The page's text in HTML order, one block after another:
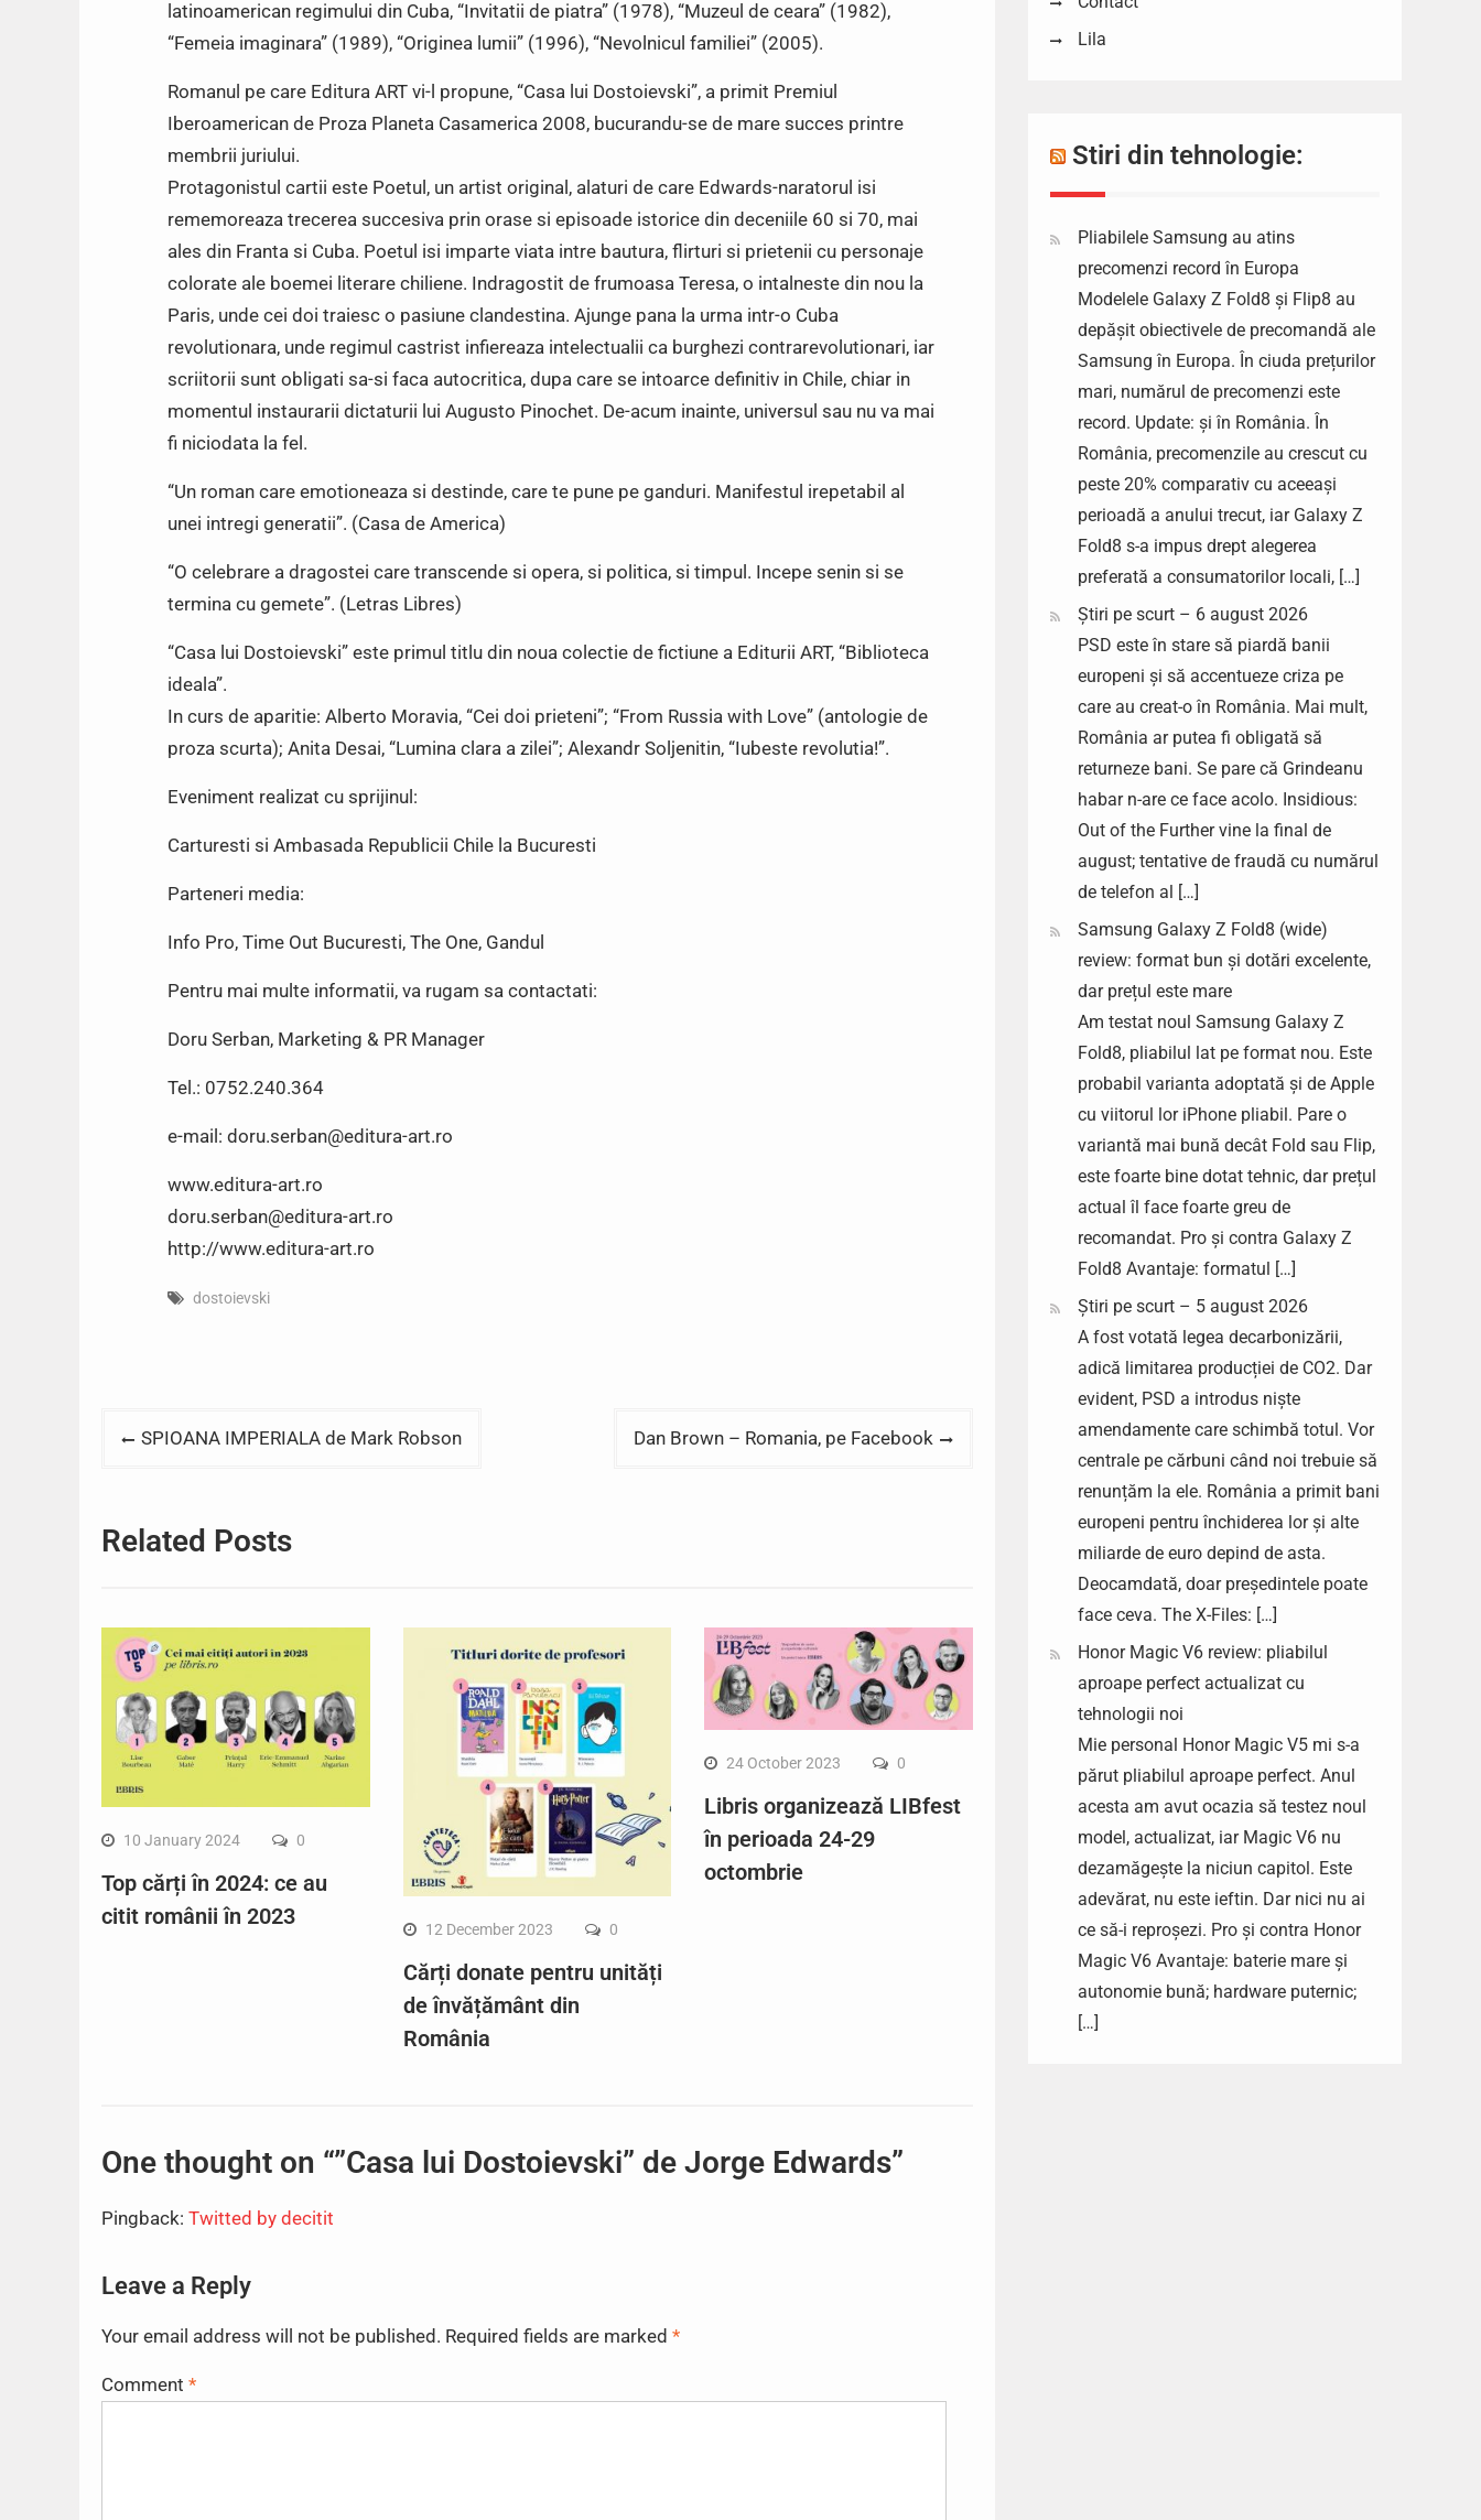
latinoamerican regimului din Cuba, “Invitatii de piatra” (1978), “Muzeul de ceara” (1982),
“Femeia imaginara” (1989), “Originea lumii” (1996), “Nevolnicul familiei” (2005).
Romanul pe care Editura ART vi-l propune, “Casa lui Dostoievski”, a primit Premiul
Iberoamerican de Proza Planeta Casamerica 2008, bucurandu-se de mare succes printre
membrii juriului.
Protagonistul cartii este Poetul, un artist original, alaturi de care Edwards-naratorul isi
rememoreaza trecerea succesiva prin orase si episoade istorice din deceniile 60 si 70, mai
ales din Franta si Cuba. Poetul isi imparte viata intre bautura, flirturi si prietenii cu personaje
colorate ale boemei literare chiliene. Indragostit de frumoasa Teresa, o intalneste din nou la
Paris, unde cei doi traiesc o pasiune clandestina. Ajunge pana la urma intr-o Cuba
revolutionara, unde regimul castrist infiereaza intelectualii ca burghezi contrarevolutionari, iar
scriitorii sunt obligati sa-si faca autocritica, dupa care se intoarce definitiv in Chile, chiar in
momentul instaurarii dictaturii lui Augusto Pinochet. De-acum inainte, universul sau nu va mai
fi niciodata la fel.
“Un roman care emotioneaza si destinde, care te pune pe ganduri. Manifestul irepetabil al
unei intregi generatii”. (Casa de America)
“O celebrare a dragostei care transcende si opera, si politica, si timpul. Incepe senin si se
termina cu gemete”. (Letras Libres)
“Casa lui Dostoievski” este primul titlu din noua colectie de fictiune a Editurii ART, “Biblioteca
ideala”.
In curs de aparitie: Alberto Moravia, “Cei doi prieteni”; “From Russia with Love” (antologie de
proza scurta); Anita Desai, “Lumina clara a zilei”; Alexandr Soljenitin, “Iubeste revolutia!”.
Eveniment realizat cu sprijinul:
Carturesti si Ambasada Republicii Chile la Bucuresti
Parteneri media:
Info Pro, Time Out Bucuresti, The One, Gandul
Pentru mai multe informatii, va rugam sa contactati:
Doru Serban, Marketing & PR Manager
Tel.: 0752.240.364
e-mail: doru.serban@editura-art.ro
www.editura-art.ro
doru.serban@editura-art.ro
http://www.editura-art.ro
dostoievski
PostSPIOANA IMPERIALA de Mark Robson Dan Brown – Romania, pe Facebook
Related Posts
10 January 2024 0
Top cărți în 2024: ce au
citit românii în 2023
12 December 2023 0
Cărți donate pentru unități
de învățământ din
România
24 October 2023 0
Libris organizează LIBfest
în perioada 24-29
octombrie
One thought on “”Casa lui Dostoievski” de Jorge Edwards”
Pingback: Twitted by decitit
Leave a Reply
Your email address will not be published. Required fields are marked *
Comment *
Lila
Stiri din tehnologie:
Pliabilele Samsung au atins
precomenzi record în Europa
Modelele Galaxy Z Fold8 și Flip8 au
depășit obiectivele de precomandă ale
Samsung în Europa. În ciuda prețurilor
mari, numărul de precomenzi este
record. Update: și în România. În
România, precomenzile au crescut cu
peste 20% comparativ cu aceeași
perioadă a anului trecut, iar Galaxy Z
Fold8 s-a impus drept alegerea
preferată a consumatorilor locali, […]
Știri pe scurt – 6 august 2026
PSD este în stare să piardă banii
europeni și să accentueze criza pe
care au creat-o în România. Mai mult,
România ar putea fi obligată să
returneze bani. Se pare că Grindeanu
habar n-are ce face acolo. Insidious:
Out of the Further vine la final de
august; tentative de fraudă cu numărul
de telefon al […]
Samsung Galaxy Z Fold8 (wide)
review: format bun și dotări excelente,
dar prețul este mare
Am testat noul Samsung Galaxy Z
Fold8, pliabilul lat pe format nou. Este
probabil varianta adoptată și de Apple
cu viitorul lor iPhone pliabil. Pare o
variantă mai bună decât Fold sau Flip,
este foarte bine dotat tehnic, dar prețul
actual îl face foarte greu de
recomandat. Pro și contra Galaxy Z
Fold8 Avantaje: formatul […]
Știri pe scurt – 5 august 2026
A fost votată legea decarbonizării,
adică limitarea producției de CO2. Dar
evident, PSD a introdus niște
amendamente care schimbă totul. Vor
centrale pe cărbuni când noi trebuie să
renunțăm la ele. România a primit bani
europeni pentru închiderea lor și alte
miliarde de euro depind de asta.
Deocamdată, doar președintele poate
face ceva. The X-Files: […]
Honor Magic V6 review: pliabilul
aproape perfect actualizat cu
tehnologii noi
Mie personal Honor Magic V5 mi s-a
părut pliabilul aproape perfect. Anul
acesta am avut ocazia să testez noul
model, actualizat, iar Magic V6 nu
dezamăgește la niciun capitol. Este
adevărat, nu este ieftin. Dar nici nu ai
ce să-i reproșezi. Pro și contra Honor
Magic V6 Avantaje: baterie mare și
autonomie bună; hardware puternic;
[…]